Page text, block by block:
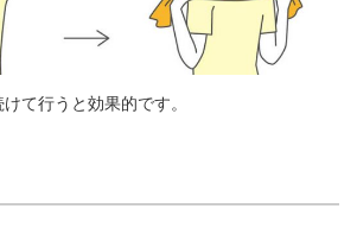
て行うと効果的です。